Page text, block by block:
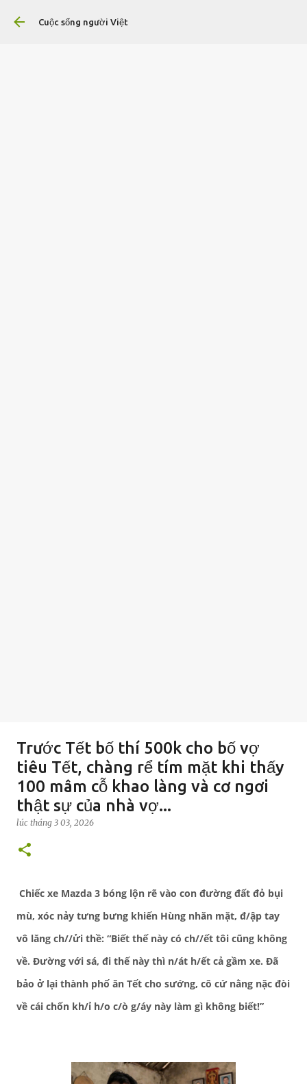
Cuộc sống người Việt
Trước Tết bố thí 500k cho bố vợ
tiêu Tết, chàng rể tím mặt khi thấy
100 mâm cỗ khao làng và cơ ngơi
thật sự của nhà vợ...
lúc tháng 3 03, 2026
Chiếc xe Mazda 3 bóng lộn rẽ vào con đường đất đỏ bụi
mù, xóc nảy tưng bưng khiến Hùng nhăn mặt, đ/ập tay
vô lăng ch//ửi thề: “Biết thế này có ch//ết tôi cũng không
về. Đường với sá, đi thế này thì n/át h/ết cả gầm xe. Đã
bảo ở lại thành phố ăn Tết cho sướng, cô cứ nằng nặc đòi
về cái chốn kh/ỉ h/o c/ò g/áy này làm gì không biết!”